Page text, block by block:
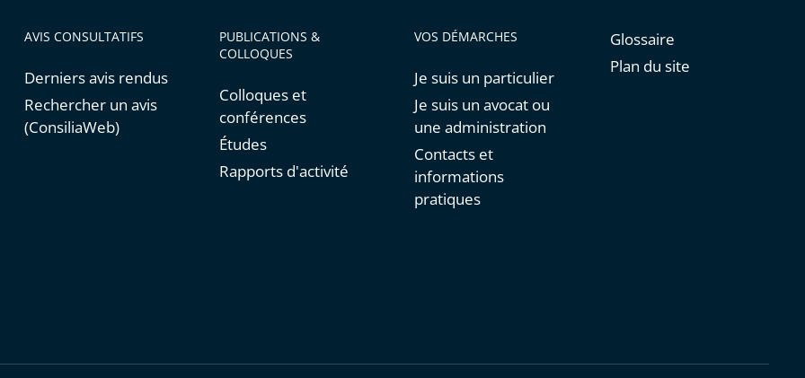
AVIS CONSULTATIFS
Derniers avis rendus
Rechercher un avis
(ConsiliaWeb)
PUBLICATIONS &
COLLOQUES
Colloques et
conférences
Études
Rapports d'activité
VOS DÉMARCHES
Je suis un particulier
Je suis un avocat ou
une administration
Contacts et
informations
pratiques
Glossaire
Plan du site